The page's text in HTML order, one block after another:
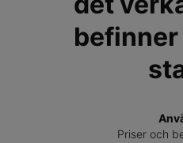
befinner
Priser och